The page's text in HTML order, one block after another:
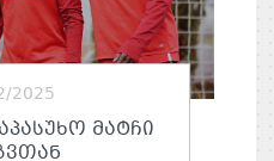
2025
ᲛᲐᲢᲩᲘ